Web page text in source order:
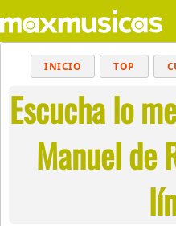
INICIO TOP
MUSICA
BALADAS
Escucha lo
Manuel de